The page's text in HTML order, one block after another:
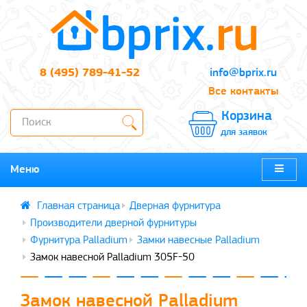
8 (495) 789-41-52
info@bprix.ru
Все контакты
Корзина
для заявок
Меню
Дверная фурнитура
Производители дверной фурнитуры
Фурнитура Palladium
Замки навесные Palladium
Замок навесной Palladium 305F-50
Замок навесной Palladium